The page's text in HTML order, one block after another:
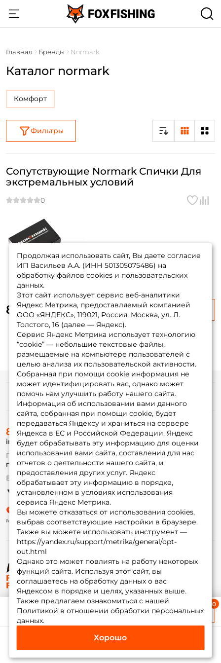
Каталог Избранное Корзина Инфо Мой Fox
Главная Бренды Normark
Каталог normark
Комфорт
Ближайшая доставка
≈ 1 дн.
Фильтры
Сопутствующие Normark Спички Для
экстремальных условий
80 ₽
Продолжая использовать сайт, Вы даете согласие
ИП Васильев А.А. (ИНН 501305075486) на
обработку файлов cookies и пользовательских
данных.
Этот сайт использует сервис веб-аналитики
Яндекс Метрика, предоставляемый компанией
ООО «ЯНДЕКС», 119021, Россия, Москва, ул. Л.
Толстого, 16 (далее — Яндекс).
Сервис Яндекс Метрика использует технологию
“cookie” — небольшие текстовые файлы,
размещаемые на компьютере пользователей с
целью анализа их пользовательской активности.
Собранная при помощи cookie информация не
может идентифицировать вас, однако может
помочь нам улучшить работу нашего сайта.
Информация об использовании вами данного
сайта, собранная при помощи cookie, будет
передаваться Яндексу и храниться на сервере
Яндекса в ЕС и Российской Федерации. Яндекс
будет обрабатывать эту информацию для оценки
использования вами сайта, составления для нас
отчетов о деятельности нашего сайта, и
предоставления других услуг. Яндекс
обрабатывает эту информацию в порядке,
установленном в условиях использования
сервиса Яндекс Метрика.
Вы можете отказаться от использования cookies,
выбрав соответствующие настройки в браузере.
Также вы можете использовать инструмент —
https://yandex.ru/support/metrika/general/opt-
out.html
Однако это может повлиять на работу некоторых
функций сайта. Используя этот сайт, вы
соглашаетесь на обработку данных о вас
Яндексом в порядке и целях, указанных выше.
Также предлагаем ознакомиться с нашей
Политикой в отношении обработки персональных
данных.
Хорошо
ФИО: *
Email: *
Номер телефона: *
Придумайте пароль: *
Повторите пароль: *
Заполняя данную форму вы соглашаетесь на обработку
персональных данных
Создать аккаунт
У меня уже есть аккаунт
© ФоксФишинг, 2009-2026
Информация
О магазине
Доставка
Оплата
Fox-bonus
Гуру
Партнерская программа
8 (495) 532-77-88
info@foxfishing.ru
По вопросам с заказом
г. Москва, ул. Плеханова д.7
Ежедневно 10:00 до 20:00